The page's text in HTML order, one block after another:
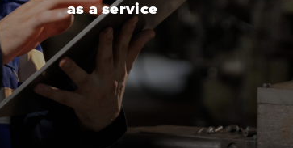
as a service